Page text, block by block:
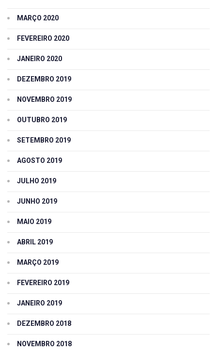
MARÇO 2020
FEVEREIRO 2020
JANEIRO 2020
DEZEMBRO 2019
NOVEMBRO 2019
OUTUBRO 2019
SETEMBRO 2019
AGOSTO 2019
JULHO 2019
JUNHO 2019
MAIO 2019
ABRIL 2019
MARÇO 2019
FEVEREIRO 2019
JANEIRO 2019
DEZEMBRO 2018
NOVEMBRO 2018